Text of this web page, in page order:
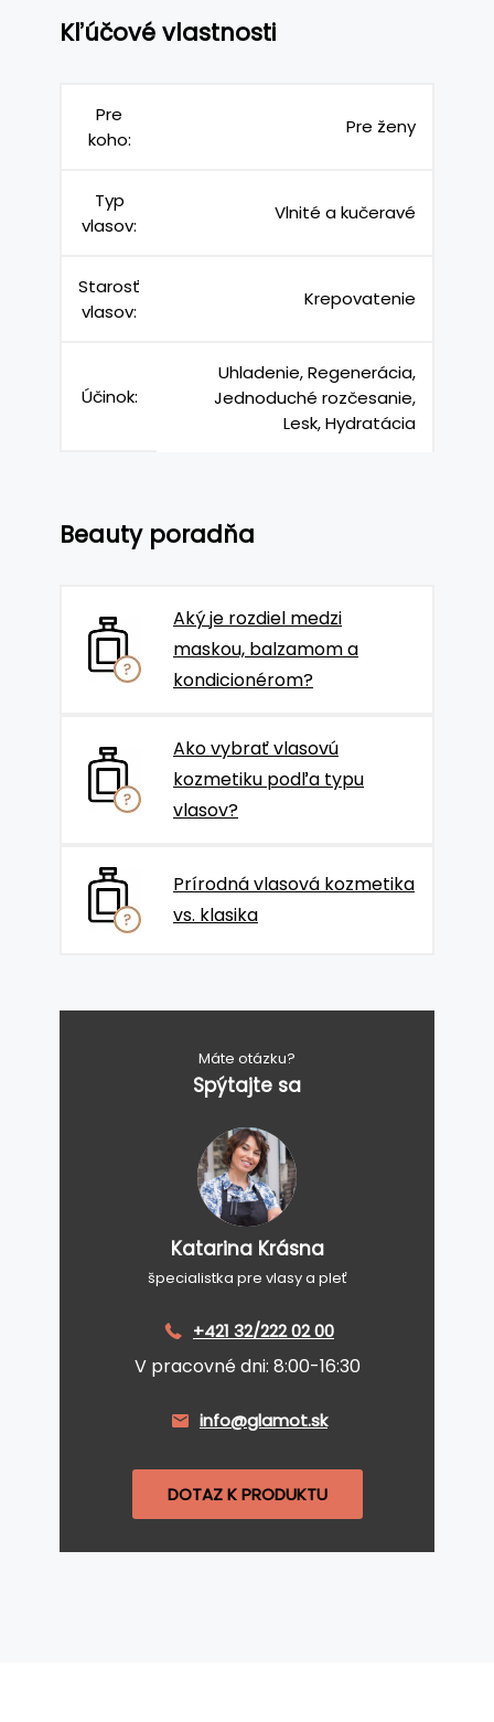
Kľúčové vlastnosti
Pre
koho:
Pre ženy
Typ
vlasov:
Vlnité a kučeravé
Starosť
vlasov:
Krepovatenie
Účinok:
Uhladenie, Regenerácia,
Jednoduché rozčesanie,
Lesk, Hydratácia
Beauty poradňa
Aký je rozdiel medzi
maskou, balzamom a
kondicionérom?
Ako vybrať vlasovú
kozmetiku podľa typu
vlasov?
Prírodná vlasová kozmetika
vs. klasika
Máte otázku?
Spýtajte sa
Katarina Krásna
špecialistka pre vlasy a pleť
+421 32/222 02 00
V pracovné dni: 8:00-16:30
info@glamot.sk
DOTAZ K PRODUKTU